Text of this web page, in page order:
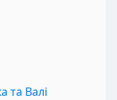
та Валі